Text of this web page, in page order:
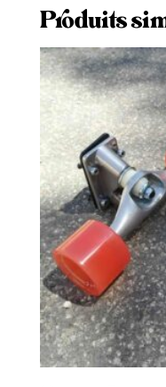
Produits